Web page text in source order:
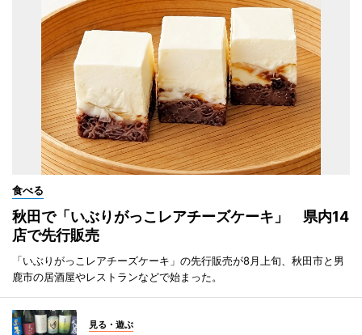
食べる
秋田で「いぶりがっこレアチーズケーキ」 県内14
店で先行販売
「いぶりがっこレアチーズケーキ」の先行販売が8月上旬、秋田市と男
鹿市の居酒屋やレストランなどで始まった。
見る・遊ぶ